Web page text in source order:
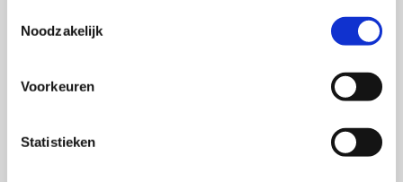
Noodzakelijk
Voorkeuren
Statistieken
plastic wegwerpflessen.
schadelijke effecten van wegwerpplastic op oceanen